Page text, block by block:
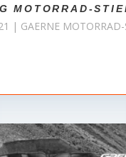
MOTORRAD-
| GAERNE